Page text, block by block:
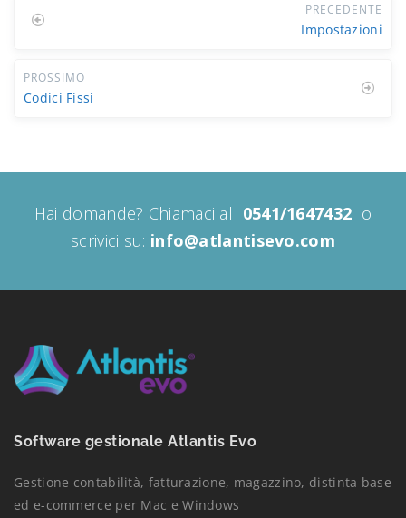
PRECEDENTE
Impostazioni
PROSSIMO
Codici Fissi
Hai domande? Chiamaci al 0541/1647432 o
scrivici su: info@atlantisevo.com
Software gestionale Atlantis Evo
Gestione contabilità, fatturazione, magazzino, distinta base
ed e-commerce per Mac e Windows